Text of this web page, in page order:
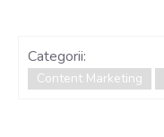
Categorii:
Content Marketing